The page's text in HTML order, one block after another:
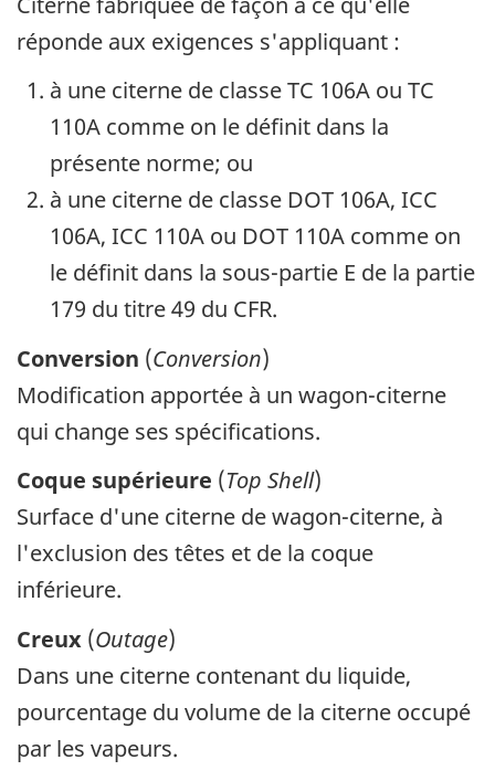
réponde aux exigences s'appliquant :
à une citerne de classe TC 106A ou TC
110A comme on le définit dans la
présente norme; ou
à une citerne de classe DOT 106A, ICC
106A, ICC 110A ou DOT 110A comme on
le définit dans la sous-partie E de la partie
179 du titre 49 du CFR.
Conversion (Conversion)
Modification apportée à un wagon-citerne
qui change ses spécifications.
Coque supérieure (Top Shell)
Surface d'une citerne de wagon-citerne, à
l'exclusion des têtes et de la coque
inférieure.
Creux (Outage)
Dans une citerne contenant du liquide,
pourcentage du volume de la citerne occupé
par les vapeurs.